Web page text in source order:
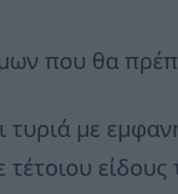
που θα
τυριά με
τέτοιου